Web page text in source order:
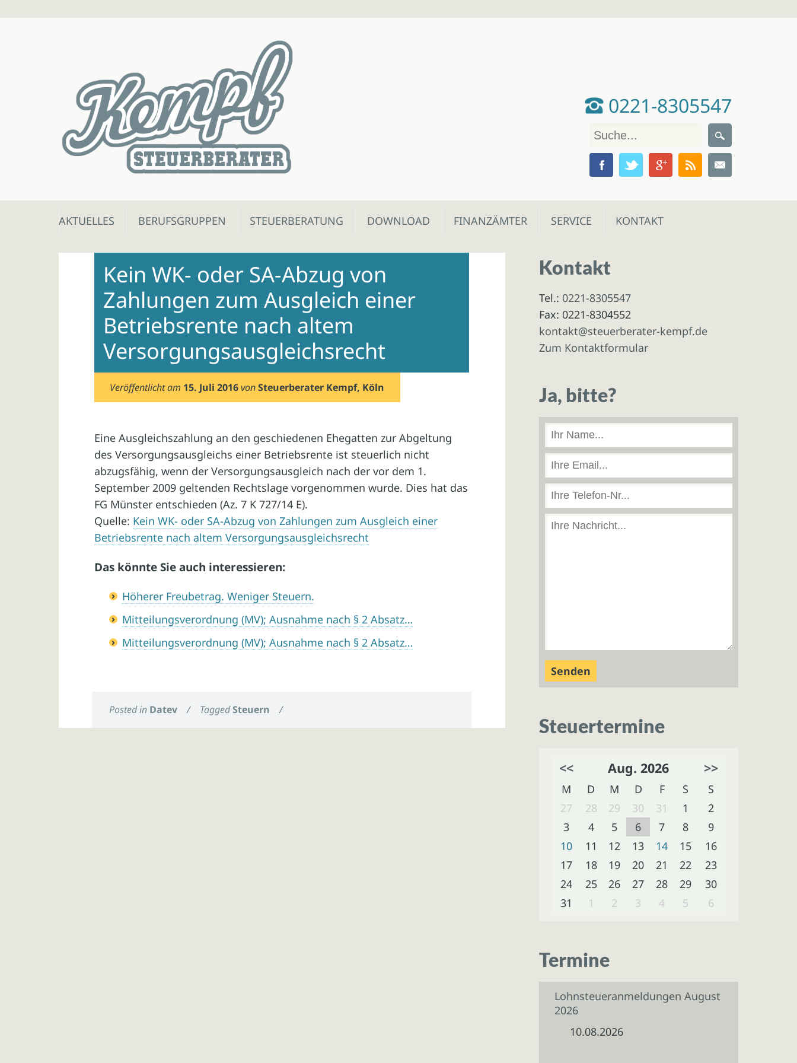
0221-8305547
Skip
AKTUELLES BERUFSGRUPPEN STEUERBERATUNG DOWNLOAD FINANZÄMTER SERVICE KONTAKT
Kein WK- oder SA-Abzug von
Zahlungen zum Ausgleich einer
Betriebsrente nach altem
Versorgungsausgleichsrecht
Veröffentlicht am 15. Juli 2016 vonSteuerberater Kempf, Köln
Eine Ausgleichszahlung an den geschiedenen Ehegatten zur Abgeltung
des Versorgungsausgleichs einer Betriebsrente ist steuerlich nicht
abzugsfähig, wenn der Versorgungsausgleich nach der vor dem 1.
September 2009 geltenden Rechtslage vorgenommen wurde. Dies hat das
FG Münster entschieden (Az. 7 K 727/14 E).
Quelle: Kein WK- oder SA-Abzug von Zahlungen zum Ausgleich einer
Betriebsrente nach altem Versorgungsausgleichsrecht
Das könnte Sie auch interessieren:
Höherer Freubetrag. Weniger Steuern.
Mitteilungsverordnung (MV); Ausnahme nach § 2 Absatz…
Mitteilungsverordnung (MV); Ausnahme nach § 2 Absatz…
Posted in Datev / TaggedSteuern /
Kontakt
Tel.: 0221-8305547
Fax: 0221-8304552
kontakt@steuerberater-kempf.de
Zum Kontaktformular
Ja, bitte?
Steuertermine
<< Aug. 2026 >>
M D M D F S
S
27
28 29 30 31 1
2
3
4 5 6 7 8
9
10
11 12 13 14 15
16
17
18 19 20 21 22
23
24
25 26 27 28 29
30
31
1 2 3 4 5 6
Termine
Lohnsteueranmeldungen August
2026
10.08.2026